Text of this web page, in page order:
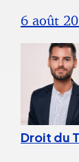
6 août
Droit du